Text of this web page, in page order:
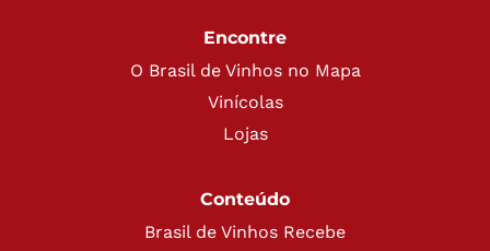
Encontre
O Brasil de Vinhos no Mapa
Vinícolas
Lojas
Conteúdo
Brasil de Vinhos Recebe